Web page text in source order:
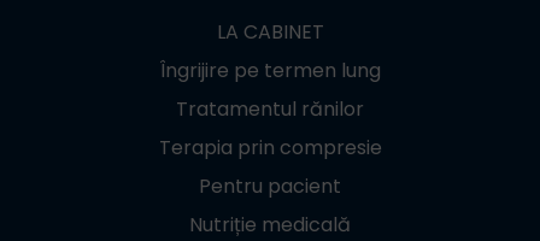
LA CABINET
Îngrijire pe termen lung
Tratamentul rănilor
Terapia prin compresie
Pentru pacient
Nutriție medicală